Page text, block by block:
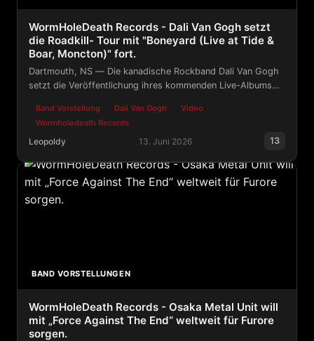
WormHoleDeath Records - Dali Van Gogh setzt
die Roadkill- Tour mit "Boneyard (Live at Tide &
Boar, Moncton)" fort.
Dartmouth, NS — Die kanadische Rockband Dali Van Gogh
setzt die Veröffentlichung ihres kommenden Live-Albums
Tide & Boar, Moncton)" fort, das ab sofort auf allen
Streaming-Plattformen verfügbar ist.
Band Vorstellung Dali Van Gogh
Video
Wormholedeath Records
Leopoldy 13. Juni 2026 13
WormHoleDeath Records - Dali Van Gogh setzt die
BAND VORSTELLUNGEN
WormHoleDeath Records - Osaka Metal Unit will
mit „Force Against The End“ weltweit für Furore
sorgen.